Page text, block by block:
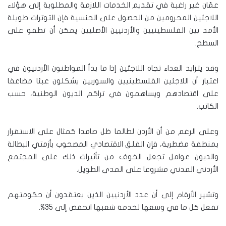
عمّان غير راغبة في تقديم الخدمات اللازمة والمطلوبة إلى هؤلاء
اللاجئين المحرومين من الحصول على الجنسية فإن التوترات طويلة
الأمد بين الفلسطينيين والأردنيين الأصليين يمكن أن تطفو على
السطح.
وقد يتزايد العداء تجاه اللاجئين إذا ما بدأ المواطنون الأردنيون في
اعتبار أن اللاجئين الفلسطينيين والسوريين يشكلون عبئا مضاعفا
على اقتصادهم ويساهمون في تراكم الديون الوطنية، حسب
الكاتب.
وعلى الرغم من أن الأردن لطالما ظل صامدا كمثال على الاستقرار
بمنطقة مضطربة، فإن القلق الاقتصادي المصحوب بأزمتي البطالة
والديون عوامل تجعل الخوف من تأثيرات ذلك على المجتمع
الأردني المدني مشروعا على المدى الطويل.
وتشير الأرقام إلى أن عدد الأردنيين الذين يعتقدون أن حكومتهم
تفعل كل ما في وسعها لخدمة شعبها انخفض إلى 35%.